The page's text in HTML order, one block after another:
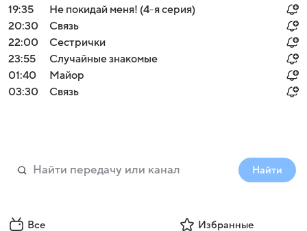
19:35
Не покидай меня! (4-я серия)
20:30
Связь
22:00
Сестрички
23:55
Случайные знакомые
01:40
Майор
03:30
Связь
Найти
Все Избранные